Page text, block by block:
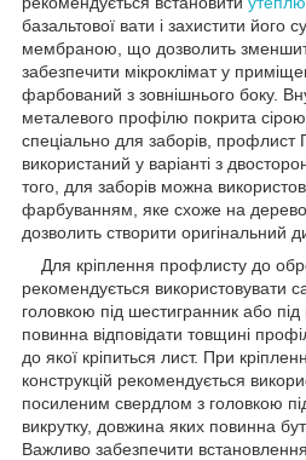
базальтової вати і захистити його
мембраною, що дозволить
забезпечити мікроклімат у
фарбований з зовнішнього боку.
металевого профілю покрита сірою
спеціально для заборів,
використаний у варіанті з
того, для заборів можна
фарбуванням, яке схоже на
дозволить створити оригінальний
Для кріплення профлисту до
рекомендується використовувати
головкою під шестигранник або
повинна відповідати товщині
до якої кріпиться лист. При
конструкцій рекомендується
посиленим свердлом з головкою
викрутку, довжина яких повинна
Важливо забезпечити встановлення